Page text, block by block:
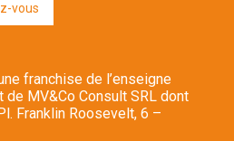
vous
franchise de l’enseigne
de MV&Co Consult SRL dont
Franklin Roosevelt, 6 –